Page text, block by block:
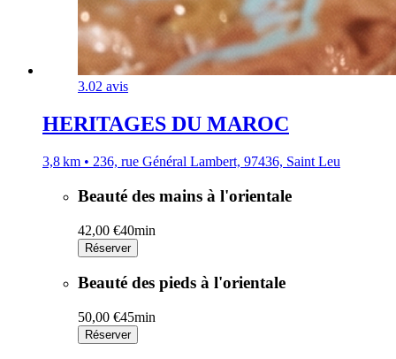
3.02 avis
HERITAGES DU MAROC
3,8 km • 236, rue Général Lambert, 97436, Saint Leu
Beauté des mains à l'orientale
42,00 €40min
Réserver
Beauté des pieds à l'orientale
50,00 €45min
Réserver